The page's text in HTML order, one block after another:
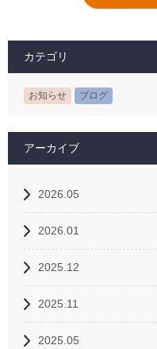
カテゴリ
お知らせ ブログ
アーカイブ
2026.05
2026.01
2025.12
2025.11
2025.05